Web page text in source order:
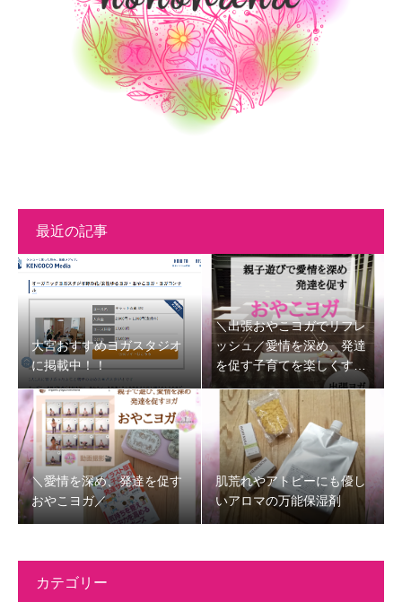
最近の記事
大宮おすすめヨガスタジオ
に掲載中！！
＼出張おやこヨガでリフレ
ッシュ／愛情を深め、発達
を促す子育てを楽しくする
＼愛情を深め、発達を促す
おやこヨガ／
肌荒れやアトピーにも優し
いアロマの万能保湿剤
カテゴリー